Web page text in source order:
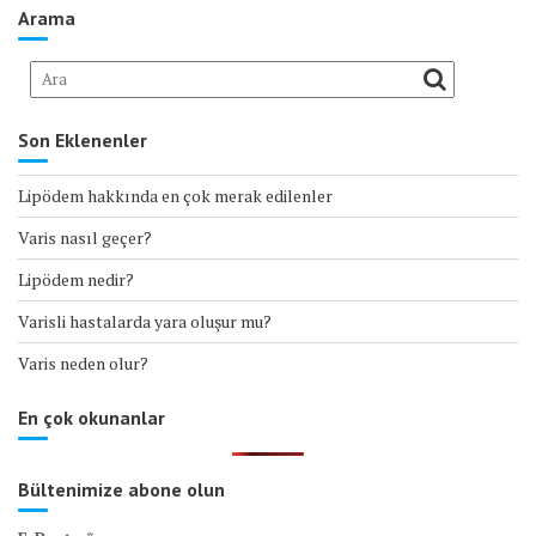
Arama
Son Eklenenler
Lipödem hakkında en çok merak edilenler
Varis nasıl geçer?
Lipödem nedir?
Varisli hastalarda yara oluşur mu?
Varis neden olur?
En çok okunanlar
Bültenimize abone olun